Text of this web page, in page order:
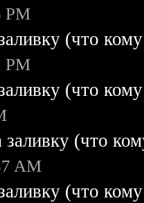
PM
(что
PM
(что
(что
AM
(что